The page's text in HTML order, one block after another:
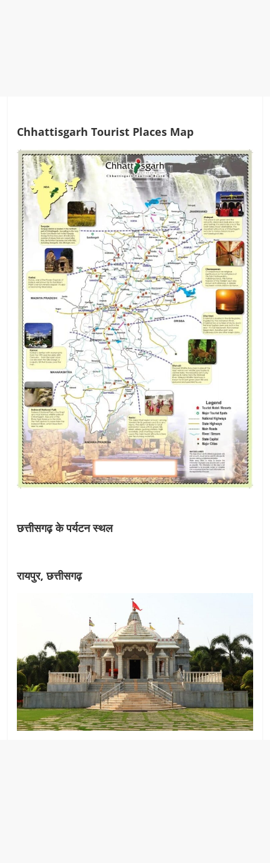
Chhattisgarh Tourist Places Map
छत्तीसगढ़ के पर्यटन स्थल
रायपुर, छत्तीसगढ़